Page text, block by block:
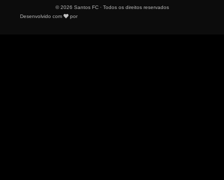
© 2026 Santos FC · Todos os direitos reservados
Desenvolvido com
por